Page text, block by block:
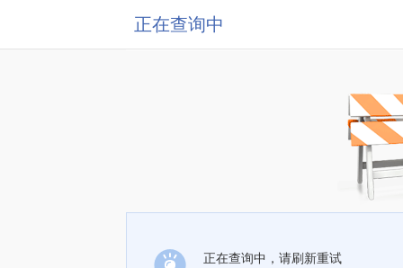
正在查询中
正在查询中，请刷新重试